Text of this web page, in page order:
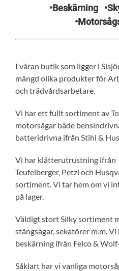
•Beskärning
I våran butik som ligger i
mängd olika produkter för
och trädvårdsarbetare.
Vi har ett fullt sortiment av
motorsågar både
batteridrivna ifrån Stihl &
Vi har klätterutrustning ifrån
Teufelberger, Petzl och
sortiment. Vi tar hem om vi
på lager.
Väldigt stort Silky sortiment
stångsågar, sekatörer m.m. Vi
beskärning ifrån Felco &
Såklart har vi vanliga